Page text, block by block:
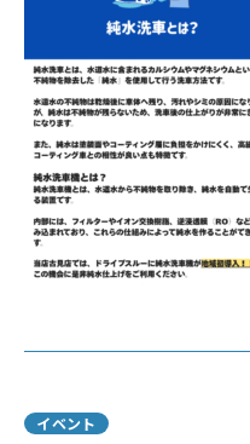
イベント